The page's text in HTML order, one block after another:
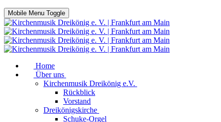
Mobile Menu Toggle
Home
Über uns
Kirchenmusik Dreikönig e.V.
Rückblick
Vorstand
Dreikönigskirche
Schuke-Orgel